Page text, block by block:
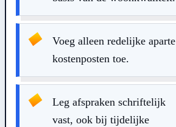
Voeg alleen redelijke aparte
kostenposten toe.
Leg afspraken schriftelijk
vast, ook bij tijdelijke